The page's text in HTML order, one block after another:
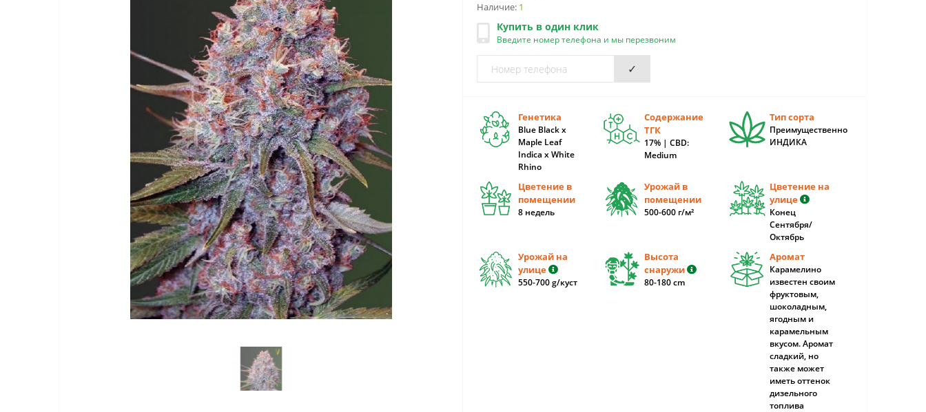
Наличие: 1
Купить в один клик
Введите номер телефона и мы перезвоним
✓
Генетика
Blue Black x
Maple Leaf
Indica x White
Rhino
Содержание
ТГК
17% | CBD:
Medium
Тип сорта
Преимущественно
ИНДИКА
Цветение в
помещении
8 недель
Урожай в
помещении
500-600 г/м²
Цветение на
улице
Конец
Сентября/
Октябрь
Урожай на
улице
550-700 g/куст
Высота
снаружи
80-180 cm
Аромат
Карамелино
известен своим
фруктовым,
шоколадным,
ягодным и
карамельным
вкусом. Аромат
сладкий, но
также может
иметь оттенок
дизельного
топлива